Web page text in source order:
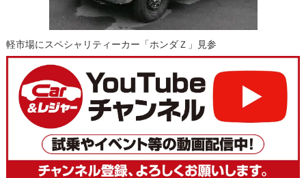
軽市場にスペシャリティーカー「ホンダＺ」見参